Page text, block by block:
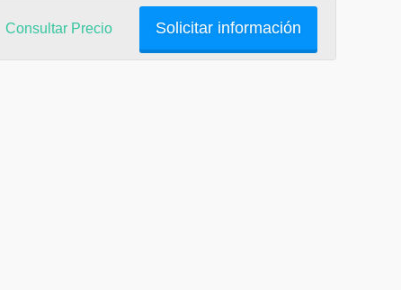
Solicitar información
Consultar Precio